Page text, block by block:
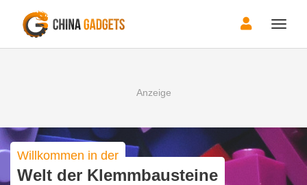
Toggle
Willkommen in der
Welt der Klemmbausteine